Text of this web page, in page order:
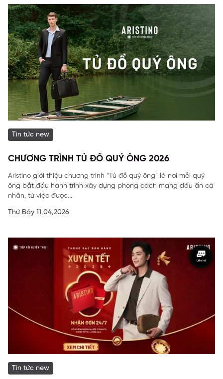
Tin tức new
CHƯƠNG TRÌNH TỦ ĐỒ QUÝ ÔNG 2026
Aristino giới thiệu chương trình “Tủ đồ quý ông” là nơi mỗi quý
ông bắt đầu hành trình xây dựng phong cách mang dấu ấn cá
nhân, từ việc được...
Thứ Bảy 11,04,2026
Tin tức new